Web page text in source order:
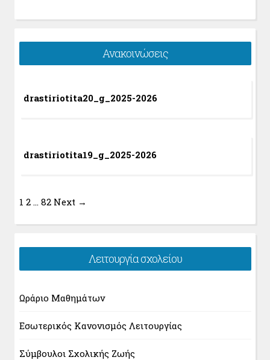
Ανακοινώσεις
drastiriotita20_g_2025-2026
drastiriotita19_g_2025-2026
1 2 … 82 Next →
Λειτουργία σχολείου
Ωράριο Μαθημάτων
Εσωτερικός Κανονισμός Λειτουργίας
Σύμβουλοι Σχολικής Ζωής